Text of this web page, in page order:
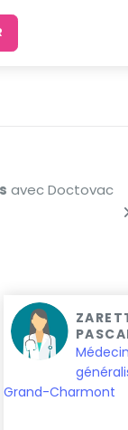
avec Doctovac
Grand-Charmont